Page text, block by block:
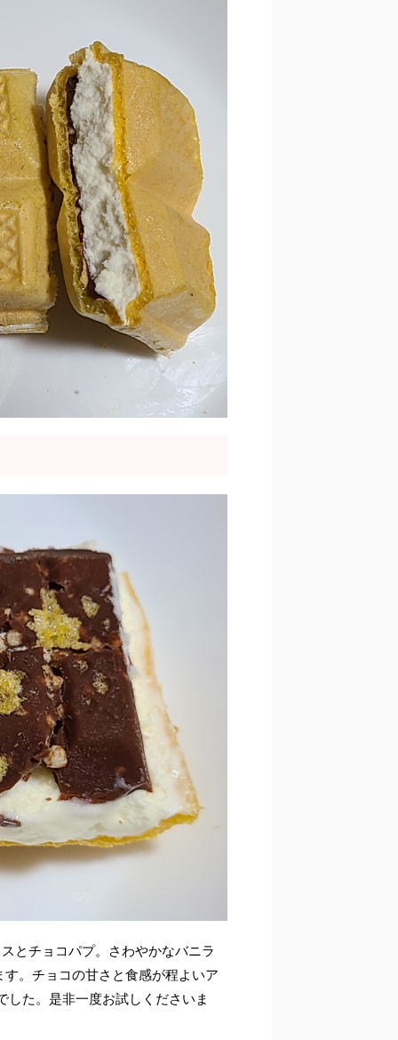
とチョコパプ。さわやかなバニラ
。チョコの甘さと食感が程よいア
た。是非一度お試しくださいま